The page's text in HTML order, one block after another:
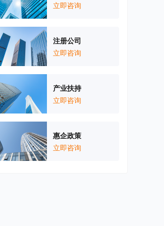
立即咨询
注册公司
立即咨询
产业扶持
立即咨询
惠企政策
立即咨询